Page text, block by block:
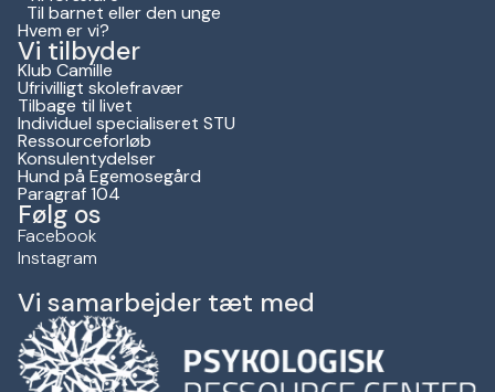
Til barnet eller den unge
Hvem er vi?
Vi tilbyder
Klub Camille
Ufrivilligt skolefravær
Tilbage til livet
Individuel specialiseret STU
Ressourceforløb
Konsulentydelser
Hund på Egemosegård
Paragraf 104
Følg os
Facebook
Instagram
Vi samarbejder tæt med